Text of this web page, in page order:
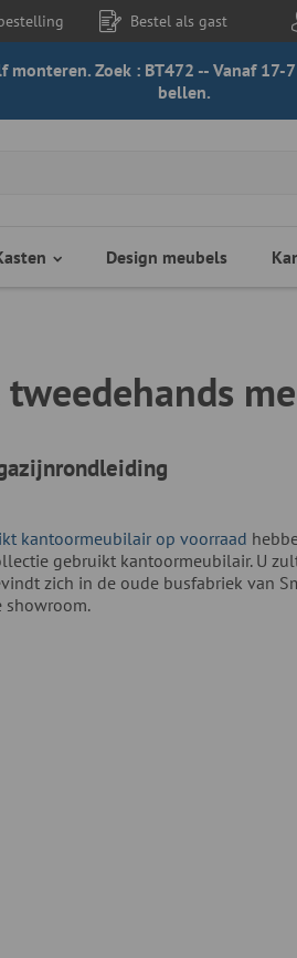
Bestel als gast
Zoek : BT472 -- Vanaf
bellen.
Design meubels
kantoormeubilair op voorraad
gebruikt kantoormeubilair. U
zich in de oude busfabriek van
showroom.